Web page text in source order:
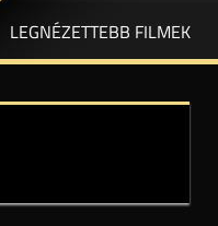
LEGNÉZETTEBB FILMEK